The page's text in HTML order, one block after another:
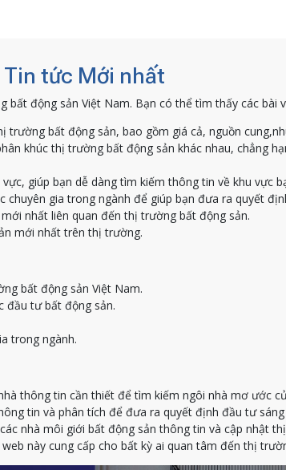
tức Mới nhất
động sản Việt Nam. Bạn có thể tìm thấy các bài
trường bất động sản, bao gồm giá cả, nguồn
khúc thị trường bất động sản khác nhau, chẳng
giúp bạn dễ dàng tìm kiếm thông tin về khu vực
chuyên gia trong ngành để giúp bạn đưa ra quyết
nhất liên quan đến thị trường bất động sản.
mới nhất trên thị trường.
bất động sản Việt Nam.
đầu tư bất động sản.
trong ngành.
thông tin cần thiết để tìm kiếm ngôi nhà mơ ước
tin và phân tích để đưa ra quyết định đầu tư sáng
nhà môi giới bất động sản thông tin và cập nhật
web này cung cấp cho bất kỳ ai quan tâm đến thị